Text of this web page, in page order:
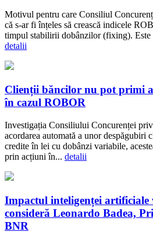
Motivul pentru care Consiliul
că s-ar fi înțeles să crească indicele
timpul stabilirii dobânzilor (fixing). Este
detalii
Clienții băncilor nu pot primi
în cazul ROBOR
Investigația Consiliului Concurenței
acordarea automată a unor despăgubiri
credite în lei cu dobânzi variabile,
prin acțiuni în... detalii
Impactul inteligenței
consideră Leonardo Badea,
BNR